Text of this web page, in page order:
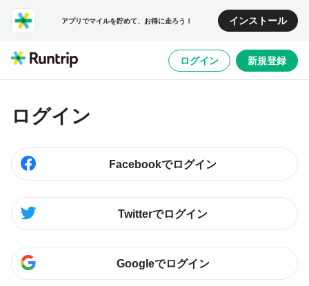
アプリでマイルを貯めて、お得に走ろう！ インストール
ログイン 新規登録
ログイン
Facebookでログイン
Twitterでログイン
Googleでログイン